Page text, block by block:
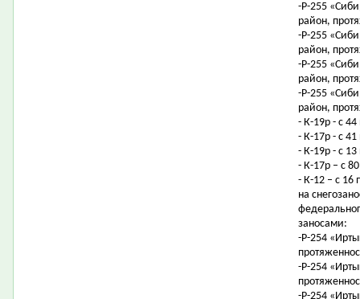
-Р-255
район,
-Р-255
район,
-Р-255
район,
-Р-255
район,
- К-19р - с
- К-17р - с
- К-19р - с
- К-17р – с
- К-12 – с 16
на
заносами:
-Р-254
-Р-254
-Р-254